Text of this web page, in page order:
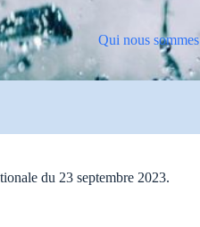
Qui nous sommes
du 23 septembre 2023.